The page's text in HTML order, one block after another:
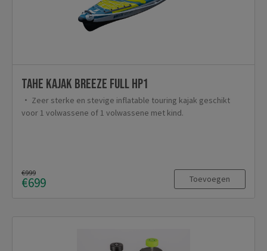
TAHE Kajak Breeze Full HP1
Zeer sterke en stevige inflatable touring kajak geschikt
voor 1 volwassene of 1 volwassene met kind.
€999
€699 Toevoegen